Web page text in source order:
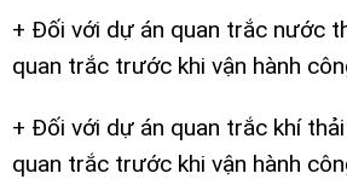
+ Đối với dự án quan trắc nước
quan trắc trước khi vận hành
+ Đối với dự án quan trắc khí
quan trắc trước khi vận hành